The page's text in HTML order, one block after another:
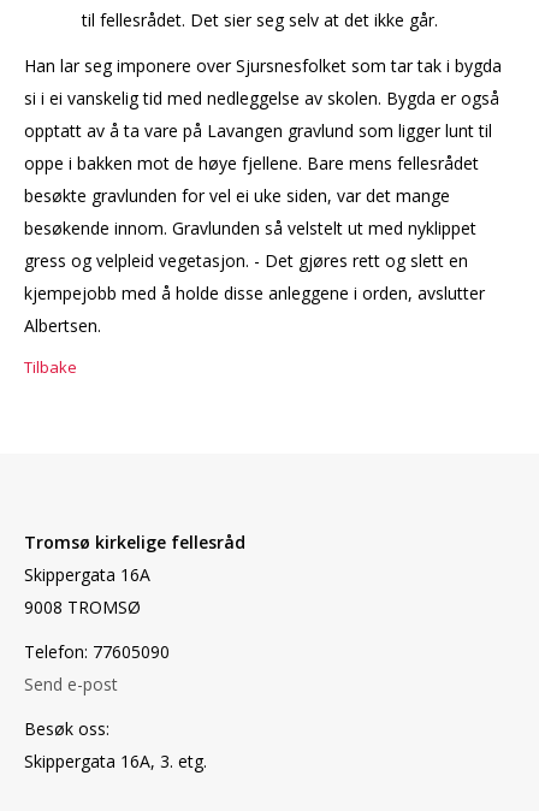
til fellesrådet. Det sier seg selv at det ikke går.
Han lar seg imponere over Sjursnesfolket som tar tak i bygda
si i ei vanskelig tid med nedleggelse av skolen. Bygda er også
opptatt av å ta vare på Lavangen gravlund som ligger lunt til
oppe i bakken mot de høye fjellene. Bare mens fellesrådet
besøkte gravlunden for vel ei uke siden, var det mange
besøkende innom. Gravlunden så velstelt ut med nyklippet
gress og velpleid vegetasjon. - Det gjøres rett og slett en
kjempejobb med å holde disse anleggene i orden, avslutter
Albertsen.
Tilbake
Tromsø kirkelige fellesråd
Skippergata 16A
9008 TROMSØ
Telefon: 77605090
Send e-post
Besøk oss:
Skippergata 16A, 3. etg.